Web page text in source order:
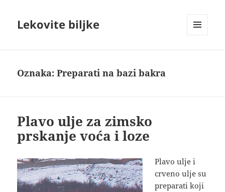
Lekovite biljke
Oznaka:Preparati na bazi bakra
Plavo ulje za zimsko
prskanje voća i loze
Plavo ulje i
crveno ulje su
preparati koji